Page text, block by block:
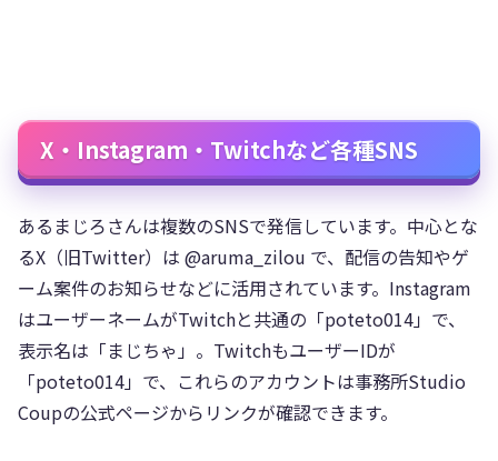
X・Instagram・Twitchなど各種SNS
あるまじろさんは複数のSNSで発信しています。中心とな
るX（旧Twitter）は @aruma_zilou で、配信の告知やゲ
ーム案件のお知らせなどに活用されています。Instagram
はユーザーネームがTwitchと共通の「poteto014」で、
表示名は「まじちゃ」。TwitchもユーザーIDが
「poteto014」で、これらのアカウントは事務所Studio
Coupの公式ページからリンクが確認できます。